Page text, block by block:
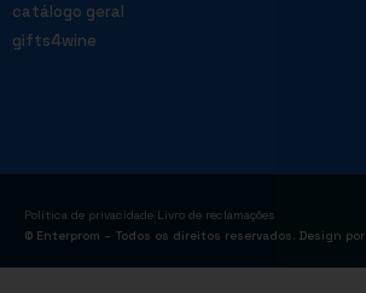
catálogo geral
gifts4wine
Política de privacidade Livro de reclamações
© Enterprom – Todos os direitos reservados. Design por